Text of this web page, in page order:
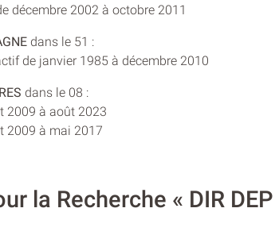
décembre 2002 à octobre 2011
dans le 51 :
de janvier 1985 à décembre 2010
dans le 08 :
2009 à août 2023
2009 à mai 2017
la Recherche « DIR DEP